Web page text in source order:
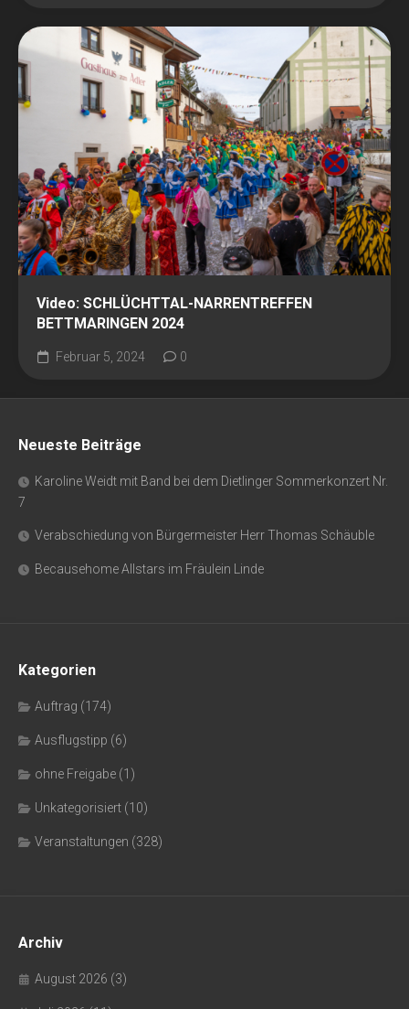
Video: SCHLÜCHTTAL-NARRENTREFFEN
BETTMARINGEN 2024
Februar 5, 2024 0
Neueste Beiträge
Karoline Weidt mit Band bei dem Dietlinger Sommerkonzert Nr.
7
Verabschiedung von Bürgermeister Herr Thomas Schäuble
Becausehome Allstars im Fräulein Linde
Kategorien
Auftrag (174)
Ausflugstipp (6)
ohne Freigabe (1)
Unkategorisiert (10)
Veranstaltungen (328)
Archiv
August 2026 (3)